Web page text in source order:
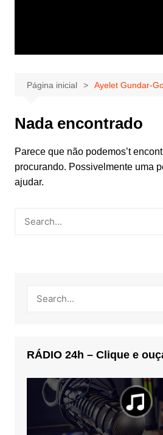
Página inicial Ayelet Gundar-
Nada encontrado
Parece que não podemos’t
procurando. Possivelmente uma
ajudar.
RÁDIO 24h – Clique e